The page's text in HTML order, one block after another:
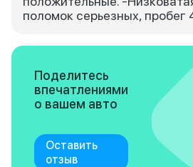
поломок серьезных, пробег
Поделитесь
впечатлениями
о вашем авто
Оставить
отзыв